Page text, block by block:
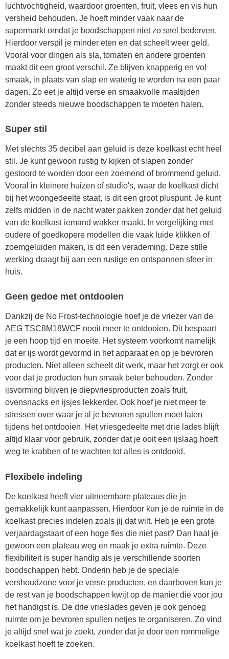
luchtvochtigheid, waardoor groenten, fruit, vlees en vis hun
versheid behouden. Je hoeft minder vaak naar de
supermarkt omdat je boodschappen niet zo snel bederven.
Hierdoor verspil je minder eten en dat scheelt weer geld.
Vooral voor dingen als sla, tomaten en andere groenten
maakt dit een groot verschil. Ze blijven knapperig en vol
smaak, in plaats van slap en waterig te worden na een paar
dagen. Zo eet je altijd verse en smaakvolle maaltijden
zonder steeds nieuwe boodschappen te moeten halen.
Super stil
Met slechts 35 decibel aan geluid is deze koelkast echt heel
stil. Je kunt gewoon rustig tv kijken of slapen zonder
gestoord te worden door een zoemend of brommend geluid.
Vooral in kleinere huizen of studio's, waar de koelkast dicht
bij het woongedeelte staat, is dit een groot pluspunt. Je kunt
zelfs midden in de nacht water pakken zonder dat het geluid
van de koelkast iemand wakker maakt. In vergelijking met
oudere of goedkopere modellen die vaak luide klikken of
zoemgeluiden maken, is dit een verademing. Deze stille
werking draagt bij aan een rustige en ontspannen sfeer in
huis.
Geen gedoe met ontdooien
Dankzij de No Frost-technologie hoef je de vriezer van de
AEG TSC8M18WCF nooit meer te ontdooien. Dit bespaart
je een hoop tijd en moeite. Het systeem voorkomt namelijk
dat er ijs wordt gevormd in het apparaat en op je bevroren
producten. Niet alleen scheelt dit werk, maar het zorgt er ook
voor dat je producten hun smaak beter behouden. Zonder
ijsvorming blijven je diepvriesproducten zoals fruit,
ovensnacks en ijsjes lekkerder. Ook hoef je niet meer te
stressen over waar je al je bevroren spullen moet laten
tijdens het ontdooien. Het vriesgedeelte met drie lades blijft
altijd klaar voor gebruik, zonder dat je ooit een ijslaag hoeft
weg te krabben of te wachten tot alles is ontdooid.
Flexibele indeling
De koelkast heeft vier uitneembare plateaus die je
gemakkelijk kunt aanpassen. Hierdoor kun je de ruimte in de
koelkast precies indelen zoals jij dat wilt. Heb je een grote
verjaardagstaart of een hoge fles die niet past? Dan haal je
gewoon een plateau weg en maak je extra ruimte. Deze
flexibiliteit is super handig als je verschillende soorten
boodschappen hebt. Onderin heb je de speciale
vershoudzone voor je verse producten, en daarboven kun je
de rest van je boodschappen kwijt op de manier die voor jou
het handigst is. De drie vrieslades geven je ook genoeg
ruimte om je bevroren spullen netjes te organiseren. Zo vind
je altijd snel wat je zoekt, zonder dat je door een rommelige
koelkast hoeft te zoeken.